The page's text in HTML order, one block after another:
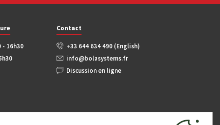
- 16h30
Contact
+33 644 634 490 (English)
info@bolasystems.fr
Discussion en ligne